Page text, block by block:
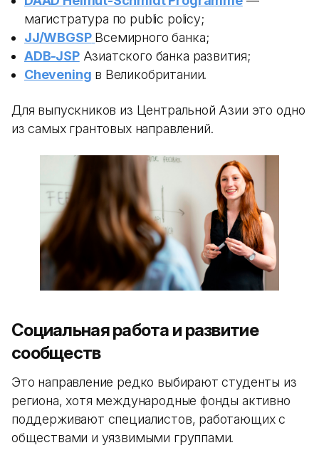
магистратура по public policy;
JJ/WBGSP Всемирного банка;
ADB-JSPАзиатского банка развития;
Chevening в Великобритании.
Для выпускников из Центральной Азии это одно
из самых грантовых направлений.
Социальная работа и развитие
сообществ
Это направление редко выбирают студенты из
региона, хотя международные фонды активно
поддерживают специалистов, работающих с
обществами и уязвимыми группами.